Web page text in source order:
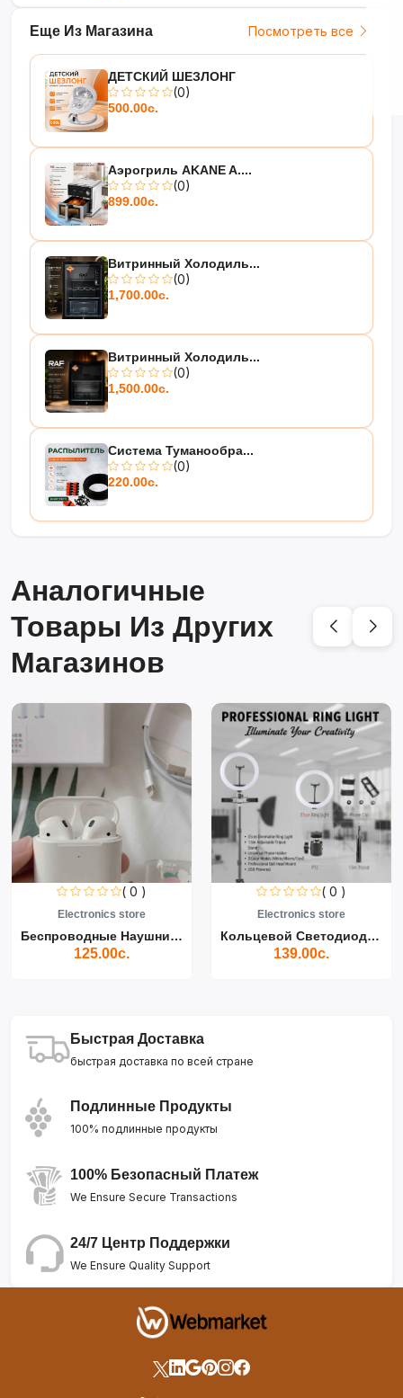
Еще Из Магазина Посмотреть все
ДЕТСКИЙ ШЕЗЛОНГ
(0)
500.00с.
Аэрогриль AKANE A....
(0)
899.00с.
Витринный Холодиль...
(0)
1,700.00с.
Витринный Холодиль...
(0)
1,500.00с.
Система Туманообра...
(0)
220.00с.
Аналогичные
Товары Из Других
Магазинов
( 0 )
Electronics store
Беспроводные Наушники Air...
125.00с.
( 0 )
Electronics store
Кольцевой Светодиодный Св...
139.00с.
Быстрая Доставка
быстрая доставка по всей стране
Подлинные Продукты
100% подлинные продукты
100% Безопасный Платеж
We Ensure Secure Transactions
24/7 Центр Поддержки
We Ensure Quality Support